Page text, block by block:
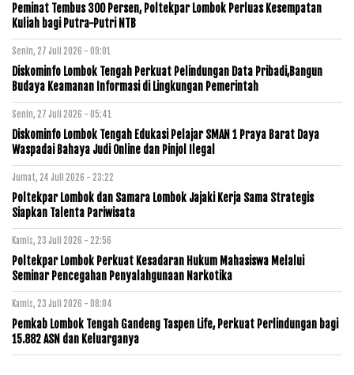
Peminat Tembus 300 Persen, Poltekpar Lombok Perluas Kesempatan
Kuliah bagi Putra-Putri NTB
Senin, 27 Juli 2026 - 09:01
Diskominfo Lombok Tengah Perkuat Pelindungan Data Pribadi,Bangun
Budaya Keamanan Informasi di Lingkungan Pemerintah
Senin, 27 Juli 2026 - 05:41
Diskominfo Lombok Tengah Edukasi Pelajar SMAN 1 Praya Barat Daya
Waspadai Bahaya Judi Online dan Pinjol Ilegal
Jumat, 24 Juli 2026 - 23:22
Poltekpar Lombok dan Samara Lombok Jajaki Kerja Sama Strategis
Siapkan Talenta Pariwisata
Kamis, 23 Juli 2026 - 22:56
Poltekpar Lombok Perkuat Kesadaran Hukum Mahasiswa Melalui
Seminar Pencegahan Penyalahgunaan Narkotika
Kamis, 23 Juli 2026 - 08:04
Pemkab Lombok Tengah Gandeng Taspen Life, Perkuat Perlindungan bagi
15.882 ASN dan Keluarganya